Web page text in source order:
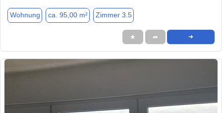
Wohnung ca. 95,00 m² Zimmer 3.5
★ ➦ ➜